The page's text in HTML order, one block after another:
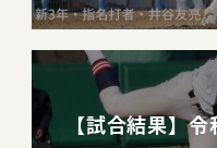
【試合結果】